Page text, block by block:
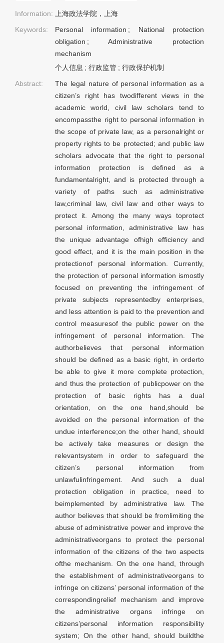
Information: 上海政法学院，上海
Keywords:
Personal information ; National protection
obligation ;Administrative protection
mechanism
个人信息 ; 行政监管 ; 行政保护机制
Abstract:
The legal nature of personal information as a
citizen’s right has twodifferent views in the
academic world, civil law scholars tend to
encompassthe right to personal information in
the scope of private law, as a personalright or
property rights to be protected; and public law
scholars advocate that the right to personal
information protection is defined as a
fundamentalright, and is protected through a
variety of paths such as administrative
law,criminal law, civil law and other ways to
protect it. Among the many ways toprotect
personal information, administrative law has
the unique advantage ofhigh efficiency and
good effect, and it is the main position in the
protectionof personal information. Currently,
the protection of personal information ismostly
focused on preventing the infringement of
private subjects representedby enterprises,
and less attention is paid to the prevention and
control measuresof the public power on the
infringement of personal information. The
authorbelieves that personal information
should be defined as a basic right, in orderto
be able to give it more complete protection,
and thus the protection of publicpower on the
protection of basic rights has a dual
orientation, on the one hand,should be
avoided on the personal information of the
undue interference;on the other hand, should
be actively take measures or design the
relevantsystem in order to safeguard the
citizen’s personal information from
unlawfulinfringement. And such a dual
protection obligation in practice, need to
beimplemented by administrative law. The
author believes that should be fromlimiting the
abuse of administrative power and improve the
administrativeorgans to protect the personal
information of the citizens of the two aspects
ofthe mechanism. On the one hand, through
the establishment of administrativeorgans to
infringe on citizens’ personal information of the
correspondingrelief mechanism and improve
the administrative organs infringe on
citizens’personal information responsibility
system; On the other hand, should buildthe